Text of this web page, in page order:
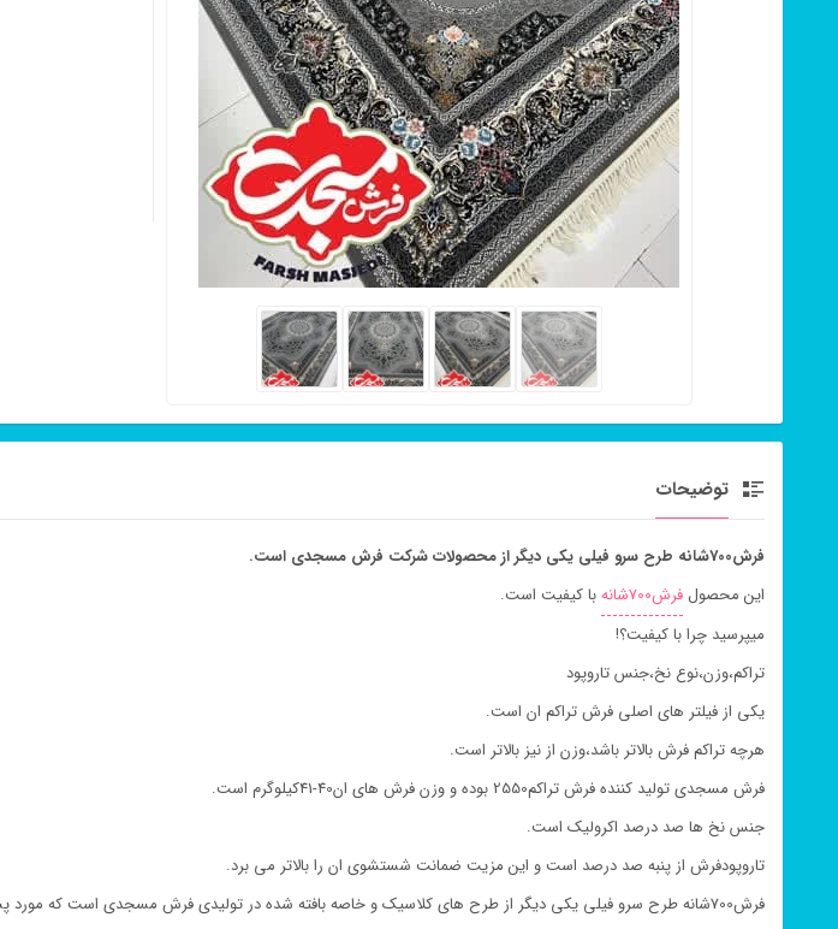
توضیحات
فرش700شانه طرح سرو فیلی یکی دیگر از محصولات شرکت فرش مسجدی است.
این محصولفرش700شانه
با کیفیت است.
میپرسید چرا با کیفیت؟!
تراکم،وزن،نوع نخ،جنس تاروپود
یکی از فیلتر های اصلی فرش تراکم ان است.
هرچه تراکم فرش بالاتر باشد،وزن از نیز بالاتر است.
فرش مسجدی تولید کننده فرش تراکم2550 بوده و وزن فرش های ان40-41کیلوگرم است.
جنس نخ ها صد درصد اکرولیک است.
تاروپودفرش از پنبه صد درصد است و این مزیت ضمانت شستشوی ان را بالاتر می برد.
فرش700شانه طرح سرو فیلی یکی دیگر از طرح های کلاسیک و خاصه بافته شده در تولیدی فرش مسجدی است که مورد پسند افراد خاص پسند است.